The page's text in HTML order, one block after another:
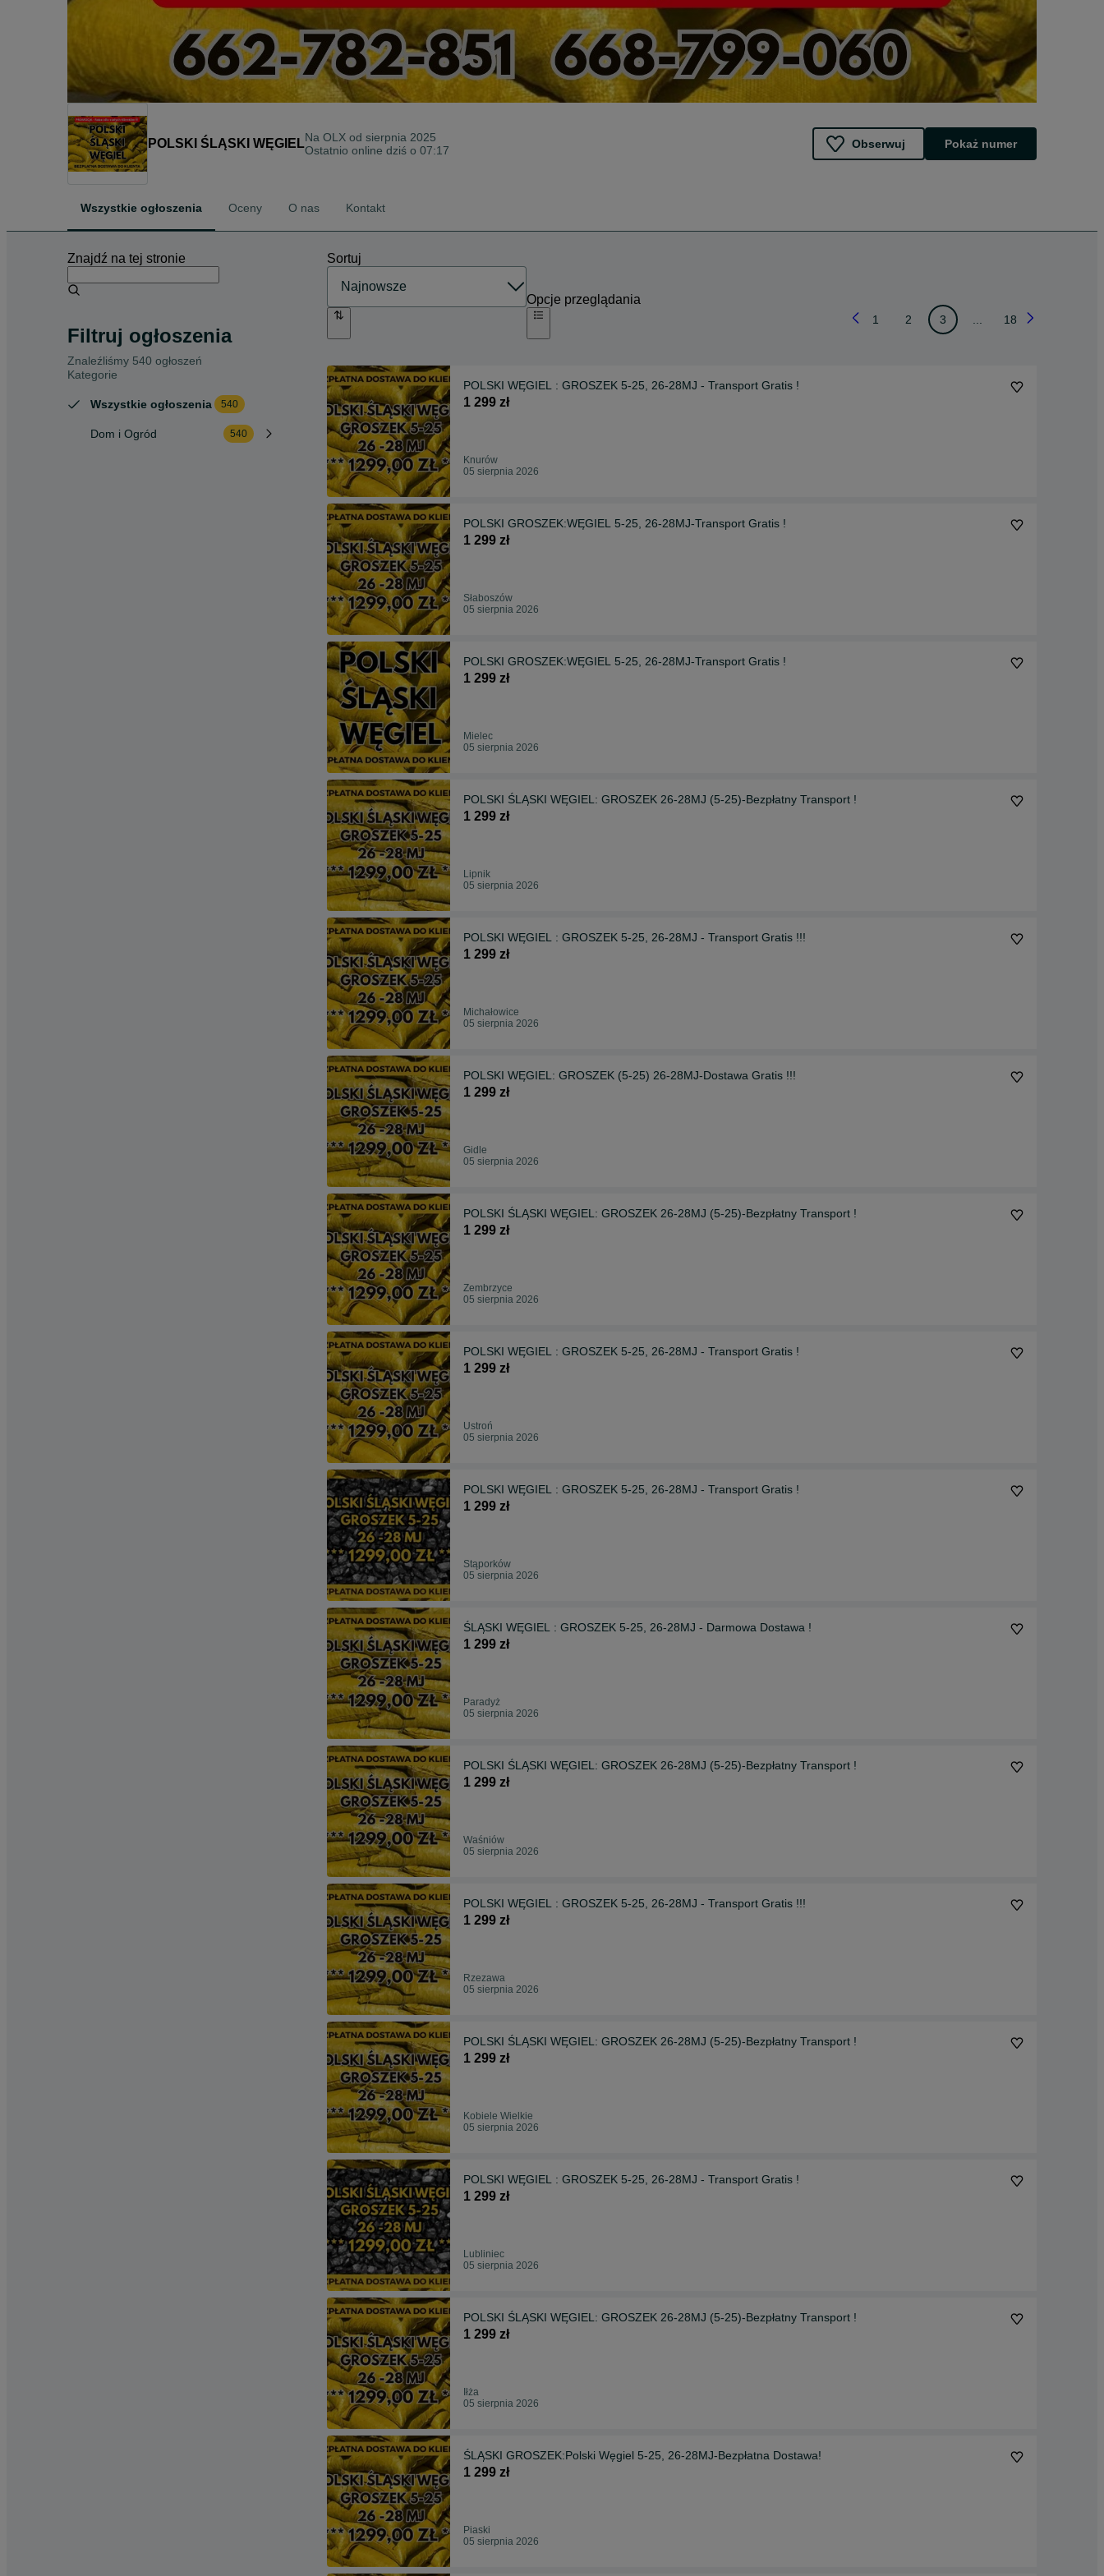
POLSKI ŚLĄSKI WĘGIELNa OLX od sierpnia 2025
Ostatnio online dziś o 07:17
Obserwuj Pokaż numer
Wszystkie ogłoszenia Oceny O nas Kontakt
Znajdź na tej stronie
Filtruj ogłoszenia
Znaleźliśmy 540 ogłoszeń
Kategorie
Wszystkie ogłoszenia 540
Dom i Ogród 540
Sortuj
Opcje przeglądania
1 2 3 18
POLSKI WĘGIEL : GROSZEK 5-25, 26-28MJ - Transport Gratis !
1 299 zł
Knurów
05 sierpnia 2026
POLSKI GROSZEK:WĘGIEL 5-25, 26-28MJ-Transport Gratis !
1 299 zł
Słaboszów
05 sierpnia 2026
POLSKI GROSZEK:WĘGIEL 5-25, 26-28MJ-Transport Gratis !
1 299 zł
Mielec
05 sierpnia 2026
POLSKI ŚLĄSKI WĘGIEL: GROSZEK 26-28MJ (5-25)-Bezpłatny Transport !
1 299 zł
Lipnik
05 sierpnia 2026
POLSKI WĘGIEL : GROSZEK 5-25, 26-28MJ - Transport Gratis !!!
1 299 zł
Michałowice
05 sierpnia 2026
POLSKI WĘGIEL: GROSZEK (5-25) 26-28MJ-Dostawa Gratis !!!
1 299 zł
Gidle
05 sierpnia 2026
POLSKI ŚLĄSKI WĘGIEL: GROSZEK 26-28MJ (5-25)-Bezpłatny Transport !
1 299 zł
Zembrzyce
05 sierpnia 2026
POLSKI WĘGIEL : GROSZEK 5-25, 26-28MJ - Transport Gratis !
1 299 zł
Ustroń
05 sierpnia 2026
POLSKI WĘGIEL : GROSZEK 5-25, 26-28MJ - Transport Gratis !
1 299 zł
Stąporków
05 sierpnia 2026
ŚLĄSKI WĘGIEL : GROSZEK 5-25, 26-28MJ - Darmowa Dostawa !
1 299 zł
Paradyż
05 sierpnia 2026
POLSKI ŚLĄSKI WĘGIEL: GROSZEK 26-28MJ (5-25)-Bezpłatny Transport !
1 299 zł
Waśniów
05 sierpnia 2026
POLSKI WĘGIEL : GROSZEK 5-25, 26-28MJ - Transport Gratis !!!
1 299 zł
Rzezawa
05 sierpnia 2026
POLSKI ŚLĄSKI WĘGIEL: GROSZEK 26-28MJ (5-25)-Bezpłatny Transport !
1 299 zł
Kobiele Wielkie
05 sierpnia 2026
POLSKI WĘGIEL : GROSZEK 5-25, 26-28MJ - Transport Gratis !
1 299 zł
Lubliniec
05 sierpnia 2026
POLSKI ŚLĄSKI WĘGIEL: GROSZEK 26-28MJ (5-25)-Bezpłatny Transport !
1 299 zł
Iłża
05 sierpnia 2026
ŚLĄSKI GROSZEK:Polski Węgiel 5-25, 26-28MJ-Bezpłatna Dostawa!
1 299 zł
Piaski
05 sierpnia 2026